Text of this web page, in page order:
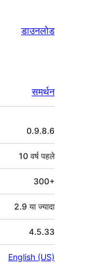
डाउनलोड
समर्थन
0.9.8.6
10 वर्ष पहले
300+
2.9 या ज्यादा
4.5.33
English (US)